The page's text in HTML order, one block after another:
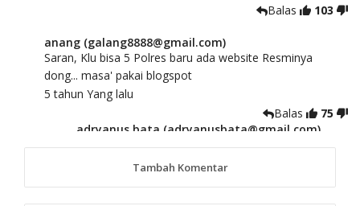
Balas
103
anang (galang8888@gmail.com)
Saran, Klu bisa 5 Polres baru ada website Resminya
dong... masa' pakai blogspot
5 tahun Yang lalu
Balas
75
adryanus bata (adryanusbata@gmail.com)
TKS atas saran dan masukannya, akan kami
tindaklanjutiTambah Komentar